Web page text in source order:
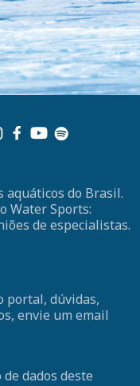
aquáticos do Brasil.
Water Sports:
de especialistas.
portal, dúvidas,
envie um email
dados deste